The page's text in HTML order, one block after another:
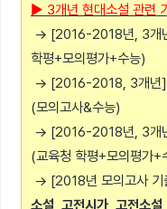
▶ 3개년 현대소설 관련
→ [2016-2018년, 3개
학평+모의평가+수능)
→ [2016-2018, 3개년]
(모의고사&수능)
→ [2016-2018년, 3개
(교육청 학평+모의평가+
→ [2018년 모의고사 기
소설, 고전시가, 고전소설